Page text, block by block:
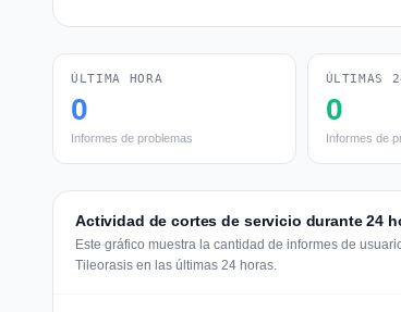
ÚLTIMA HORA
0
Informes de problemas
ÚLTIMAS
0
Informes de
Actividad de cortes de servicio durante 24
Este gráfico muestra la cantidad de informes de
Tileorasis en las últimas 24 horas.